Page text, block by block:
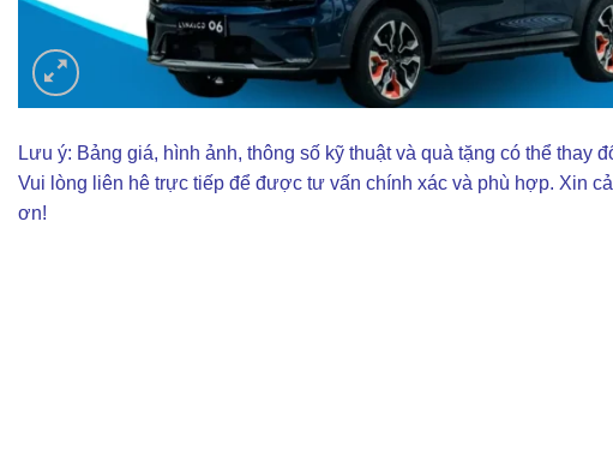
Lưu ý: Bảng giá, hình ảnh, thông số kỹ thuật và quà tặng có thể thay
Vui lòng liên hê trực tiếp để được tư vấn chính xác và phù hợp. Xin
ơn!